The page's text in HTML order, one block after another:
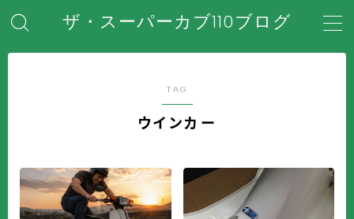
ザ・スーパーカブ110ブログ
MENU
安全対策・事故防止
TAG
ウインカー